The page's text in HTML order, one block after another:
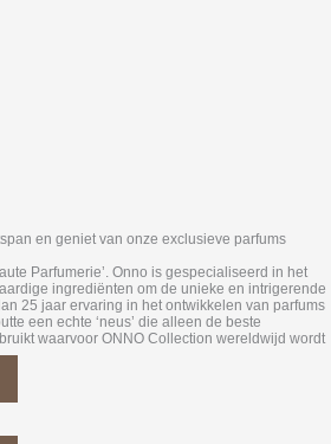
en geniet van onze exclusieve parfums
Parfumerie’. Onno is gespecialiseerd in het
ingrediënten om de unieke en intrigerende
25 jaar ervaring in het ontwikkelen van parfums
een echte ‘neus’ die alleen de beste
waarvoor ONNO Collection wereldwijd wordt